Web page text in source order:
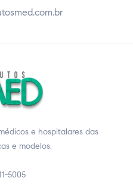
e hospitalares das
e modelos.
5005